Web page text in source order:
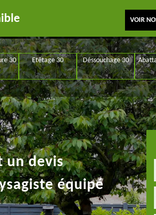
VOIR
30 Etêtage 30 Déssouchage 30
un devis
équipé